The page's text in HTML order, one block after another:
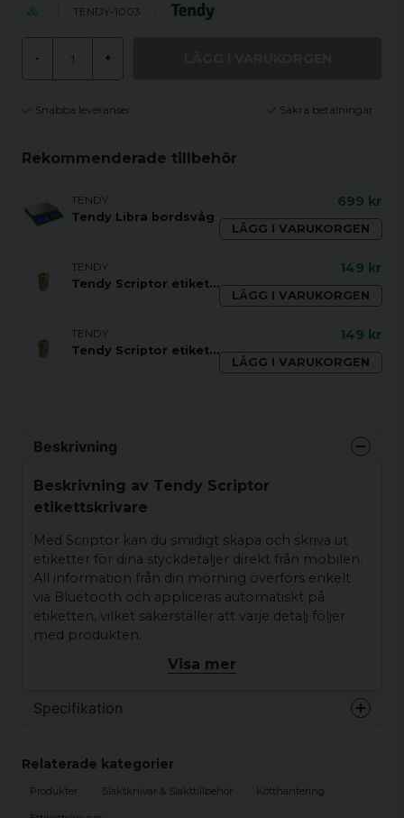
TENDY-1003
- +
Snabba leveranser Säkra betalningar
Rekommenderade tillbehör
TENDY
Tendy Libra bordsvåg
699 kr
LÄGG I VARUKORGEN
TENDY
Tendy Scriptor etiketter 76x50
149 kr
LÄGG I VARUKORGEN
TENDY
Tendy Scriptor etiketter 76x76 LARGE
149 kr
LÄGG I VARUKORGEN
Beskrivning
Beskrivning av Tendy Scriptor
etikettskrivare
Med Scriptor kan du smidigt skapa och skriva ut
etiketter för dina styckdetaljer direkt från mobilen.
All information från din mörning överförs enkelt
via Bluetooth och appliceras automatiskt på
etiketten, vilket säkerställer att varje detalj följer
med produkten.
I Tendy-appen kan du designa egna etiketter och
har ett premium abonnemang som kostar 299 kr/
att komma igång direkt.
Med sitt uppladdningsbara litiumbatteri som
räcker 3–5 timmar är Scriptor helt bärbar och ger
Visa mer
Specifikation
bläckpatron krävs)
Relaterade kategorier
Produkter Slaktknivar & Slakttillbehör Kötthantering